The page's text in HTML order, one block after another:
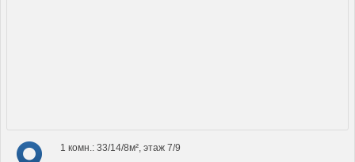
1 комн.: 33/14/8м², этаж 7/9